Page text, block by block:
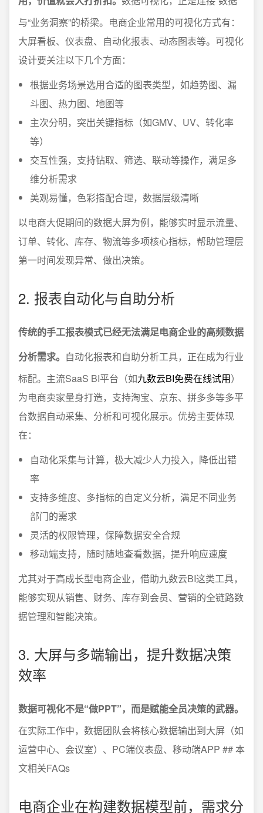
与“业务洞察”的桥梁。电商企业常用的可视化方式有：
大屏看板、仪表盘、自动化报表、动态图表等。可视化
设计要关注以下几个方面：
根据业务场景选用合适的图表类型，如趋势图、漏
斗图、热力图、地图等
主次分明，突出关键指标（如GMV、UV、转化率
等）
交互性强，支持钻取、筛选、联动等操作，满足多
维分析需求
美观易懂，色彩搭配合理，数据层级清晰
以电商大促期间的数据大屏为例，能够实时显示流量、
订单、转化、库存、物流等多项核心指标，帮助管理层
第一时间发现异常、做出决策。
2. 报表自动化与自助分析
传统的手工报表模式已经无法满足电商企业的高频数据
分析需求。 自动化报表和自助分析工具，正在成为行业
标配。主流SaaS BI平台（如九数云BI免费在线试用）
为电商卖家量身打造，支持淘宝、京东、拼多多等多平
台数据自动采集、分析和可视化展示。优势主要体现
在：
自动化采集与计算，极大减少人力投入，降低出错
率
支持多维度、多指标的自定义分析，满足不同业务
部门的需求
灵活的权限管理，保障数据安全合规
移动端支持，随时随地查看数据，提升响应速度
尤其对于高成长型电商企业，借助九数云BI这类工具，
能够实现从销售、财务、库存到会员、营销的全链路数
据管理和智能决策。
3. 大屏与多端输出，提升数据决策
效率
数据可视化不是“做PPT”，而是赋能全员决策的武器。
在实际工作中，数据团队会将核心数据输出到大屏（如
运营中心、会议室）、PC端仪表盘、移动端APP ## 本
文相关FAQs
电商企业在构建数据模型前，需求分